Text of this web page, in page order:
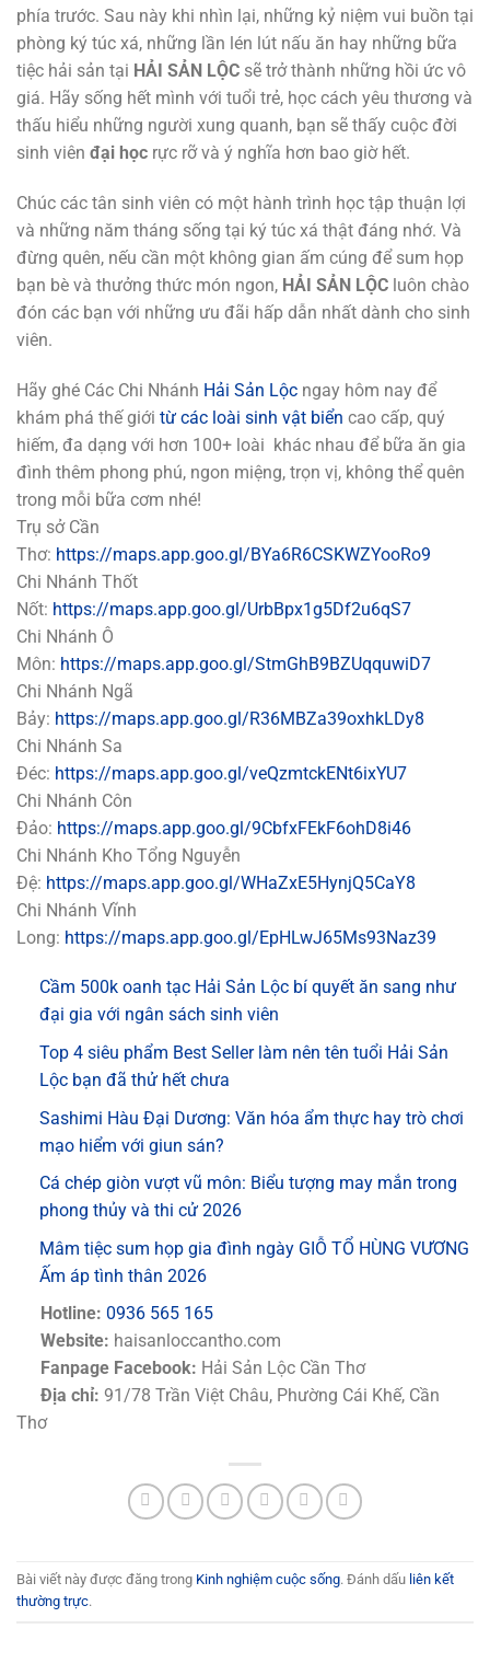
phía trước. Sau này khi nhìn lại, những kỷ niệm vui buồn tại
phòng ký túc xá, những lần lén lút nấu ăn hay những bữa
tiệc hải sản tại HẢI SẢN LỘC sẽ trở thành những hồi ức vô
giá. Hãy sống hết mình với tuổi trẻ, học cách yêu thương và
thấu hiểu những người xung quanh, bạn sẽ thấy cuộc đời
sinh viên đại học rực rỡ và ý nghĩa hơn bao giờ hết.
Chúc các tân sinh viên có một hành trình học tập thuận lợi
và những năm tháng sống tại ký túc xá thật đáng nhớ. Và
đừng quên, nếu cần một không gian ấm cúng để sum họp
bạn bè và thưởng thức món ngon, HẢI SẢN LỘC luôn chào
đón các bạn với những ưu đãi hấp dẫn nhất dành cho sinh
viên.
Hãy ghé Các Chi Nhánh Hải Sản Lộc ngay hôm nay để
khám phá thế giới từ các loài sinh vật biển cao cấp, quý
hiếm, đa dạng với hơn 100+ loài khác nhau để bữa ăn gia
đình thêm phong phú, ngon miệng, trọn vị, không thể quên
trong mỗi bữa cơm nhé!
Trụ sở Cần
Thơ: https://maps.app.goo.gl/BYa6R6CSKWZYooRo9
Chi Nhánh Thốt
Nốt: https://maps.app.goo.gl/UrbBpx1g5Df2u6qS7
Chi Nhánh Ô
Môn: https://maps.app.goo.gl/StmGhB9BZUqquwiD7
Chi Nhánh Ngã
Bảy: https://maps.app.goo.gl/R36MBZa39oxhkLDy8
Chi Nhánh Sa
Đéc: https://maps.app.goo.gl/veQzmtckENt6ixYU7
Chi Nhánh Côn
Đảo: https://maps.app.goo.gl/9CbfxFEkF6ohD8i46
Chi Nhánh Kho Tổng Nguyễn
Đệ: https://maps.app.goo.gl/WHaZxE5HynjQ5CaY8
Chi Nhánh Vĩnh
Long: https://maps.app.goo.gl/EpHLwJ65Ms93Naz39
Cầm 500k oanh tạc Hải Sản Lộc bí quyết ăn sang như
đại gia với ngân sách sinh viên
Top 4 siêu phẩm Best Seller làm nên tên tuổi Hải Sản
Lộc bạn đã thử hết chưa
Sashimi Hàu Đại Dương: Văn hóa ẩm thực hay trò chơi
mạo hiểm với giun sán?
Cá chép giòn vượt vũ môn: Biểu tượng may mắn trong
phong thủy và thi cử 2026
Mâm tiệc sum họp gia đình ngày GIỖ TỔ HÙNG VƯƠNG
Ấm áp tình thân 2026
Hotline: 0936 565 165
Website: haisanloccantho.com
Fanpage Facebook: Hải Sản Lộc Cần Thơ
Địa chỉ: 91/78 Trần Việt Châu, Phường Cái Khế, Cần
Thơ
Bài viết này được đăng trong Kinh nghiệm cuộc sống. Đánh dấu liên kết
thường trực.